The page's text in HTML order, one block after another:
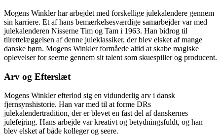
Mogens Winkler har arbejdet med forskellige julekalendere gennem
sin karriere. Et af hans bemærkelsesværdige samarbejder var med
julekalenderen Nisserne Tim og Tam i 1963. Han bidrog til
tilrettelæggelsen af denne juleklassiker, der blev elsket af mange
danske børn. Mogens Winkler formåede altid at skabe magiske
oplevelser for seerne gennem sit talent som skuespiller og producent.
Arv og Efterslæt
Mogens Winkler efterlod sig en vidunderlig arv i dansk
fjernsynshistorie. Han var med til at forme DRs
julekalendertradition, der er blevet en fast del af danskernes
julefejring. Hans arbejde var kreativt og betydningsfuldt, og han
blev elsket af både kolleger og seere.